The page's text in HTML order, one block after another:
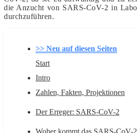
die Anzucht von SARS-CoV-2 in
durchzuführen.
>> Neu auf diesen Seiten
Start
Intro
Zahlen, Fakten, Projektionen
Der Erreger: SARS-CoV-2
Woher kommt das SARS-CoV-2